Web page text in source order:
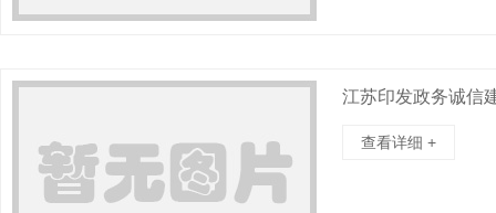
江苏印发政务诚信
查看详细 +